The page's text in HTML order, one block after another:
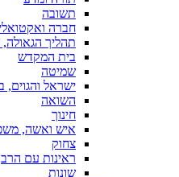
תשובה
חברה
תהליך הגאולה,
בית המקדש
שמיטה
ישראל והגוים,
השואה
חינוך
איש ואשה,
צחוק
ראינות עם הרב
שונות